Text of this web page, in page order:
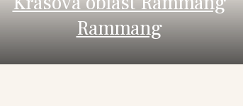
Rammang